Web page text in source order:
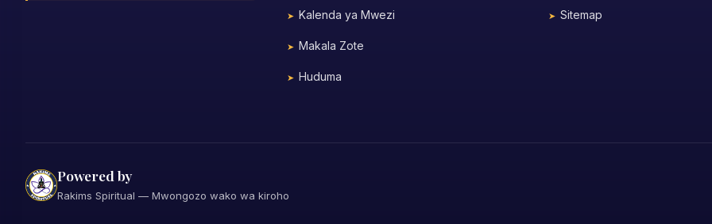
Kalenda ya Mwezi
Makala Zote
Huduma
Sitemap
Powered by
Rakims Spiritual — Mwongozo wako wa kiroho